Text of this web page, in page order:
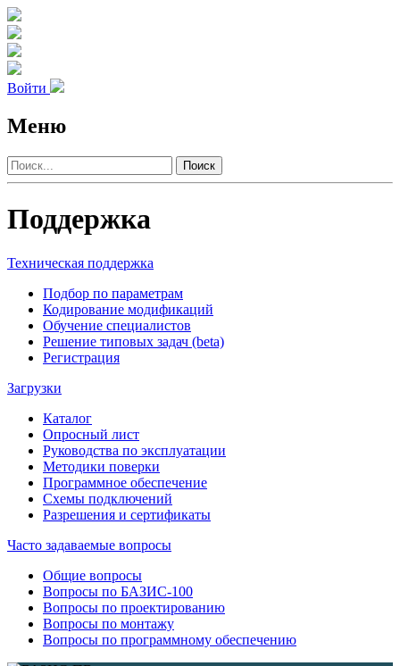
Войти
Меню
Поиск
Поддержка
Техническая поддержка
Подбор по параметрам
Кодирование модификаций
Обучение специалистов
Решение типовых задач (beta)
Регистрация
Загрузки
Каталог
Опросный лист
Руководства по эксплуатации
Методики поверки
Программное обеспечение
Схемы подключений
Разрешения и сертификаты
Часто задаваемые вопросы
Общие вопросы
Вопросы по БАЗИС-100
Вопросы по проектированию
Вопросы по монтажу
Вопросы по программному обеспечению